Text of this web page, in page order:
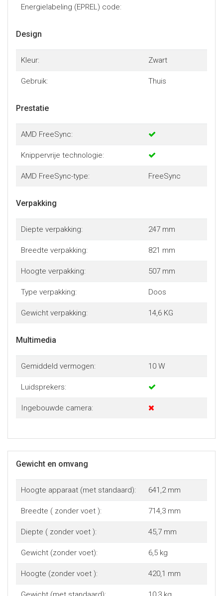
Energielabeling (EPREL) code:
Design
Kleur: Zwart
Gebruik: Thuis
Prestatie
AMD FreeSync:
Knippervrije technologie:
AMD FreeSync-type: FreeSync
Verpakking
Diepte verpakking: 247 mm
Breedte verpakking: 821 mm
Hoogte verpakking: 507 mm
Type verpakking: Doos
Gewicht verpakking: 14,6 KG
Multimedia
Gemiddeld vermogen: 10 W
Luidsprekers:
Ingebouwde camera:
Gewicht en omvang
Hoogte apparaat (met standaard): 641,2 mm
Breedte ( zonder voet ): 714,3 mm
Diepte ( zonder voet ): 45,7 mm
Gewicht (zonder voet): 6,5 kg
Hoogte (zonder voet ): 420,1 mm